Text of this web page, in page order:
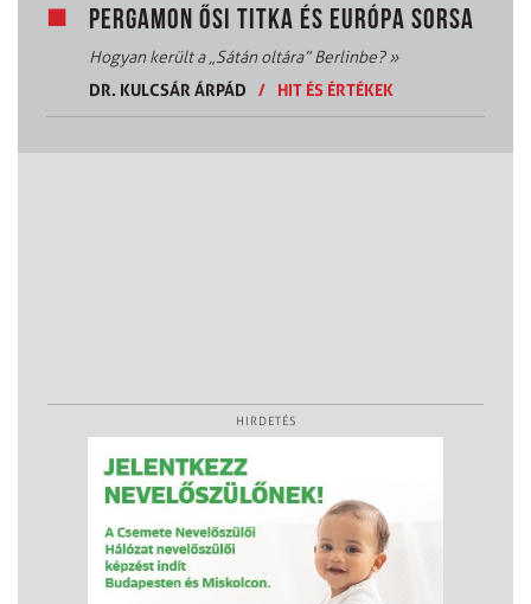
PERGAMON ŐSI TITKA ÉS EURÓPA SORSA
Hogyan került a „Sátán oltára” Berlinbe?»
DR. KULCSÁR ÁRPÁD
/ HIT ÉS ÉRTÉKEK
HIRDETÉS